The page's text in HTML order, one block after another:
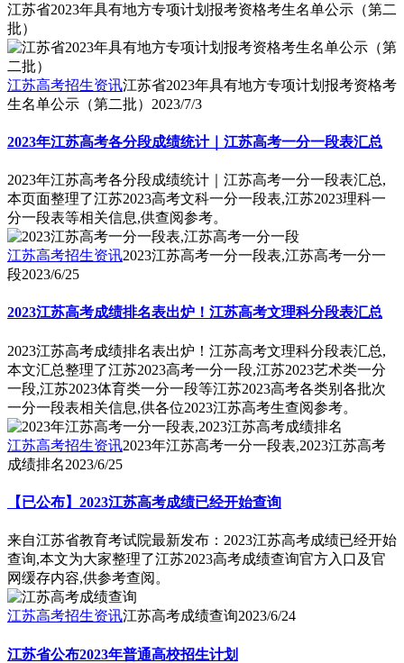
江苏省2023年具有地方专项计划报考资格考生名单公示（第二
批）
江苏高考招生资讯江苏省2023年具有地方专项计划报考资格考
生名单公示（第二批） 2023/7/3
2023年江苏高考各分段成绩统计｜江苏高考一分一段表汇总
2023年江苏高考各分段成绩统计｜江苏高考一分一段表汇总,
本页面整理了江苏2023高考文科一分一段表,江苏2023理科一
分一段表等相关信息,供查阅参考。
江苏高考招生资讯2023江苏高考一分一段表,江苏高考一分一
段2023/6/25
2023江苏高考成绩排名表出炉！江苏高考文理科分段表汇总
2023江苏高考成绩排名表出炉！江苏高考文理科分段表汇总,
本文汇总整理了江苏2023高考一分一段,江苏2023艺术类一分
一段,江苏2023体育类一分一段等江苏2023高考各类别各批次
一分一段表相关信息,供各位2023江苏高考生查阅参考。
江苏高考招生资讯2023年江苏高考一分一段表,2023江苏高考
成绩排名2023/6/25
【已公布】2023江苏高考成绩已经开始查询
来自江苏省教育考试院最新发布：2023江苏高考成绩已经开始
查询,本文为大家整理了江苏2023高考成绩查询官方入口及官
网缓存内容,供参考查阅。
江苏高考招生资讯江苏高考成绩查询2023/6/24
江苏省公布2023年普通高校招生计划